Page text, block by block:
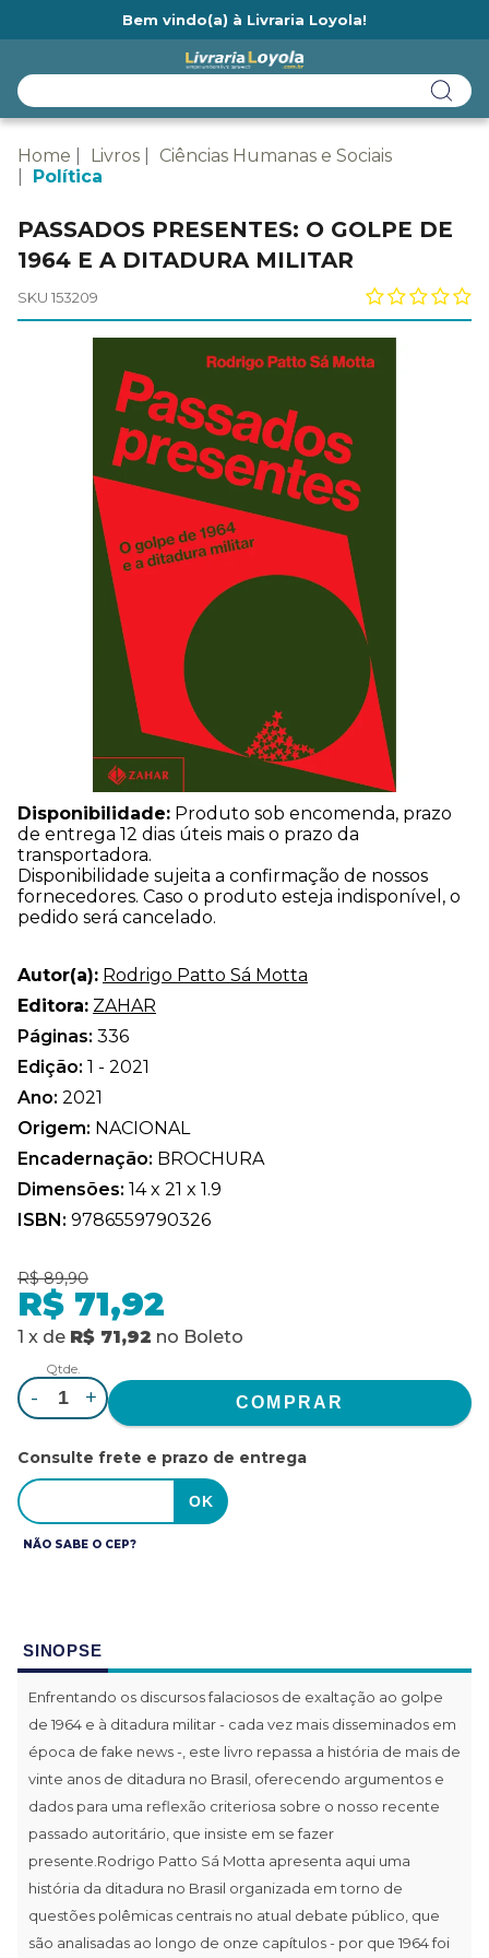
Bem vindo(a) à Livraria Loyola!
Home Livros
Ciências Humanas e Sociais
Política
PASSADOS PRESENTES: O GOLPE DE
1964 E A DITADURA MILITAR
SKU 153209
Disponibilidade: Produto sob encomenda, prazo
de entrega 12 dias úteis mais o prazo da
transportadora.
Disponibilidade sujeita a confirmação de nossos
fornecedores. Caso o produto esteja indisponível, o
pedido será cancelado.
Autor(a): Rodrigo Patto Sá Motta
Editora: ZAHAR
Páginas: 336
Edição: 1 - 2021
Ano: 2021
Origem: NACIONAL
Encadernação: BROCHURA
Dimensões: 14 x 21 x 1.9
ISBN: 9786559790326
R$ 89,90
R$ 71,92
1 x de R$ 71,92 no Boleto
Qtde.
- +
Consulte frete e prazo de entrega
NÃO SABE O CEP?
SINOPSE
Enfrentando os discursos falaciosos de exaltação ao golpe
de 1964 e à ditadura militar - cada vez mais disseminados em
época de fake news -, este livro repassa a história de mais de
vinte anos de ditadura no Brasil, oferecendo argumentos e
dados para uma reflexão criteriosa sobre o nosso recente
passado autoritário, que insiste em se fazer
presente.Rodrigo Patto Sá Motta apresenta aqui uma
história da ditadura no Brasil organizada em torno de
questões polêmicas centrais no atual debate público, que
são analisadas ao longo de onze capítulos - por que 1964 foi